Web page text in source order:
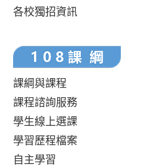
各校獨招資訊
課綱與課程
課程諮詢服務
學生線上選課
學習歷程檔案
自主學習